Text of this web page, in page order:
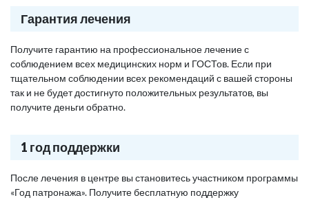
Гарантия лечения
Получите гарантию на профессиональное лечение с
соблюдением всех медицинских норм и ГОСТов. Если при
тщательном соблюдении всех рекомендаций с вашей стороны
так и не будет достигнуто положительных результатов, вы
получите деньги обратно.
1 год поддержки
После лечения в центре вы становитесь участником программы
«Год патронажа». Получите бесплатную поддержку